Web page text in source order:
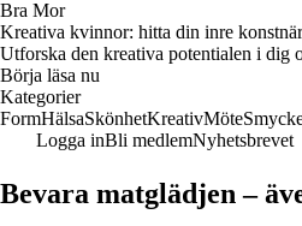
Bra Mor
Kreativa kvinnor: hitta din inre konstnär
Utforska den kreativa potentialen i dig
Börja läsa nu
Kategorier
FormHälsaSkönhetKreativMöte
Logga inBli medlemNyhetsbrevet
Bevara matglädjen –